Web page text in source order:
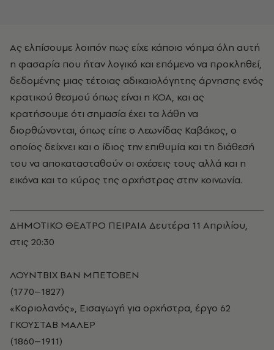
Ας ελπίσουμε λοιπόν πως είχε κάποιο νόημα όλη αυτή
η φασαρία που ήταν λογικό και επόμενο να προκληθεί,
δεδομένης μιας τέτοιας αδικαιολόγητης άρνησης ενός
κρατικού θεσμού όπως είναι η ΚΟΑ, και ας
κρατήσουμε ότι σημασία έχει τα λάθη να
διορθώνονται, όπως είπε ο Λεωνίδας Καβάκος, ο
οποίος δείχνει και ο ίδιος την επιθυμία και τη διάθεσή
του να αποκατασταθούν οι σχέσεις τους αλλά και η
εικόνα και το κύρος της ορχήστρας στην κοινωνία.
ΔΗΜΟΤΙΚΟ ΘΕΑΤΡΟ ΠΕΙΡΑΙΑ Δευτέρα 11 Απριλίου,
στις 20:30
ΛΟΥΝΤΒΙΧ ΒΑΝ ΜΠΕΤΟΒΕΝ
(1770–1827)
«Κοριολανός», Εισαγωγή για ορχήστρα, έργο 62
ΓΚΟΥΣΤΑΒ ΜΑΛΕΡ
(1860–1911)